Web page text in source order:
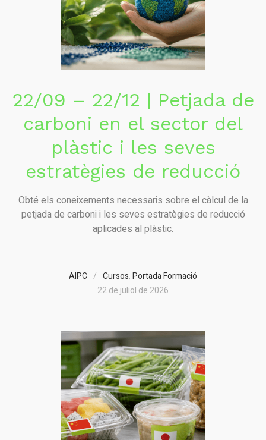
22/09 – 22/12 | Petjada de
carboni en el sector del
plàstic i les seves
estratègies de reducció
Obté els coneixements necessaris sobre el càlcul de la
petjada de carboni i les seves estratègies de reducció
aplicades al plàstic.
AIPC Cursos,Portada Formació
22 de juliol de 2026